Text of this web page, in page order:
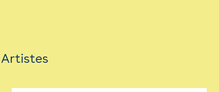
1, av. du Chateau d'eau - 31300 Toulouse
Artistes